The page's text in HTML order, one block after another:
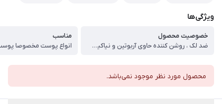
ویژگی‌ها
خصوصیت محصول
ضد لک ، روشن کننده حاوی آربوتین و نیاکینامید
مناسب
انواع پوست مخصوصا
محصول مورد نظر موجود نمی‌باشد.